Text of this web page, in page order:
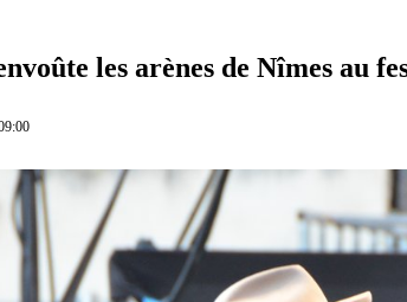
les arènes de Nîmes au